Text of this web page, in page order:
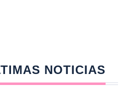
NOTICIAS